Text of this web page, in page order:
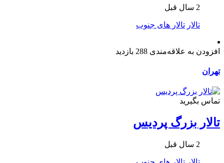
2 سال قبل
تالار تالار های جنوب
افزودن به علاقه‌مندی 288 بازدید
تهران
تماس بگیرید
تالار بزرگ پردیس
2 سال قبل